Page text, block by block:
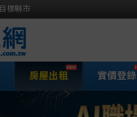
目標縣市
房屋出租 實價登錄